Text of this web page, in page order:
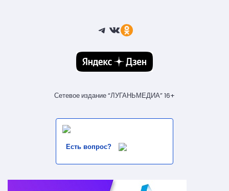
Telegram
ВКонтакте
Ссылка
Сетевое издание “ЛУГАНЬМЕДИА” 16+
Есть вопрос?